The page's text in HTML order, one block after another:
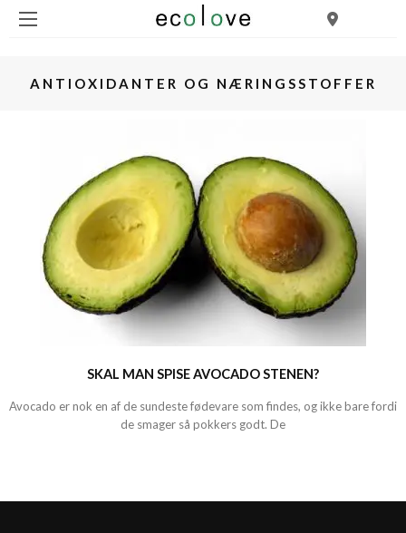
ANTIOXIDANTER OG NÆRINGSSTOFFER
SKAL MAN SPISE AVOCADO STENEN?
Avocado er nok en af de sundeste fødevare som findes, og ikke bare fordi
de smager så pokkers godt. De